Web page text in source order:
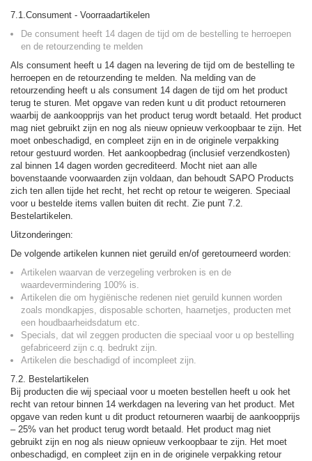
7.1.Consument - Voorraadartikelen
De consument heeft 14 dagen de tijd om de bestelling te herroepen
en de retourzending te melden
Als consument heeft u 14 dagen na levering de tijd om de bestelling te
herroepen en de retourzending te melden. Na melding van de
retourzending heeft u als consument 14 dagen de tijd om het product
terug te sturen. Met opgave van reden kunt u dit product retourneren
waarbij de aankoopprijs van het product terug wordt betaald. Het product
mag niet gebruikt zijn en nog als nieuw opnieuw verkoopbaar te zijn. Het
moet onbeschadigd, en compleet zijn en in de originele verpakking
retour gestuurd worden. Het aankoopbedrag (inclusief verzendkosten)
zal binnen 14 dagen worden gecrediteerd. Mocht niet aan alle
bovenstaande voorwaarden zijn voldaan, dan behoudt SAPO Products
zich ten allen tijde het recht, het recht op retour te weigeren. Speciaal
voor u bestelde items vallen buiten dit recht. Zie punt 7.2.
Bestelartikelen.
Uitzonderingen:
De volgende artikelen kunnen niet geruild en/of geretourneerd worden:
Artikelen waarvan de verzegeling verbroken is en de
waardevermindering 100% is.
Artikelen die om hygiënische redenen niet geruild kunnen worden
zoals mondkapjes, disposable schorten, haarnetjes, producten met
een houdbaarheidsdatum etc.
Specials, dat wil zeggen producten die speciaal voor u op bestelling
gefabriceerd zijn c.q. bedrukt zijn.
Artikelen die beschadigd of incompleet zijn.
7.2. Bestelartikelen
Bij producten die wij speciaal voor u moeten bestellen heeft u ook het
recht van retour binnen 14 werkdagen na levering van het product. Met
opgave van reden kunt u dit product retourneren waarbij de aankoopprijs
– 25% van het product terug wordt betaald. Het product mag niet
gebruikt zijn en nog als nieuw opnieuw verkoopbaar te zijn. Het moet
onbeschadigd, en compleet zijn en in de originele verpakking retour